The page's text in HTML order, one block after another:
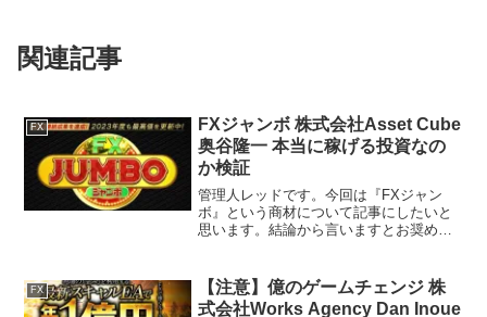
関連記事
FX
FXジャンボ 株式会社Asset Cube
奥谷隆一 本当に稼げる投資なの
か検証
管理人レッドです。今回は『FXジャン
ボ』という商材について記事にしたいと
思います。結論から言いますとお奨めで
法に基づく表示 販売業者株式会社Asset
Cube運営責任...
FX
【注意】億のゲームチェンジ 株
式会社Works Agency Dan Inoue